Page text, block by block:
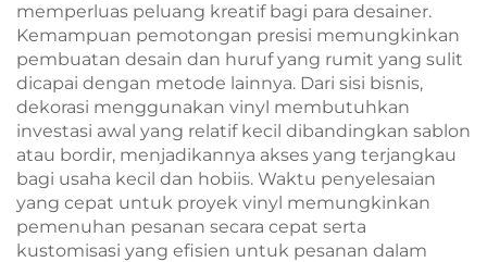
memperluas peluang kreatif bagi para desainer.
Kemampuan pemotongan presisi memungkinkan
pembuatan desain dan huruf yang rumit yang sulit
dicapai dengan metode lainnya. Dari sisi bisnis,
dekorasi menggunakan vinyl membutuhkan
investasi awal yang relatif kecil dibandingkan sablon
atau bordir, menjadikannya akses yang terjangkau
bagi usaha kecil dan hobiis. Waktu penyelesaian
yang cepat untuk proyek vinyl memungkinkan
pemenuhan pesanan secara cepat serta
kustomisasi yang efisien untuk pesanan dalam